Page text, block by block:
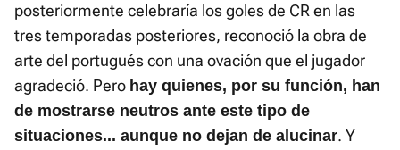
posteriormente celebraría los goles de CR en las
tres temporadas posteriores, reconoció la obra de
arte del portugués con una ovación que el jugador
agradeció. Pero hay quienes, por su función, han
de mostrarse neutros ante este tipo de
situaciones... aunque no dejan de alucinar. Y